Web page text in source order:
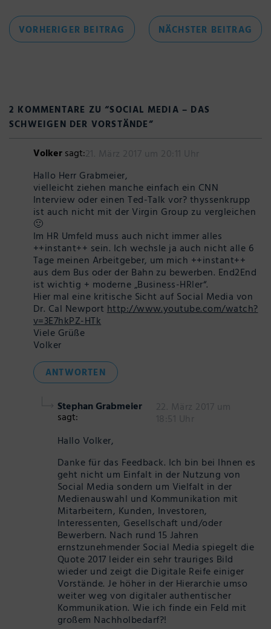
Beitragsnavigation
VORHERIGER BEITRAG VORHERIGER
BEITRAG
NÄCHSTER BEITRAG
2 KOMMENTARE ZU “SOCIAL MEDIA – DAS
SCHWEIGEN DER VORSTÄNDE”
Volkersagt:21. März 2017 um 20:11 Uhr
Hallo Herr Grabmeier,
vielleicht ziehen manche einfach ein CNN
Interview oder einen Ted-Talk vor? thyssenkrupp
ist auch nicht mit der Virgin Group zu vergleichen
🙂
Im HR Umfeld muss auch nicht immer alles
++instant++ sein. Ich wechsle ja auch nicht alle 6
Tage meinen Arbeitgeber, um mich ++instant++
aus dem Bus oder der Bahn zu bewerben. End2End
ist wichtig + moderne „Business-HRler“.
Hier mal eine kritische Sicht auf Social Media von
Dr. Cal Newport http://www.youtube.com/watch?
v=3E7hkPZ-HTk
Viele Grüße
Volker
ANTWORTEN
Stephan Grabmeier
sagt:
22. März 2017 um
18:51 Uhr
Hallo Volker,
Danke für das Feedback. Ich bin bei Ihnen es
geht nicht um Einfalt in der Nutzung von
Social Media sondern um Vielfalt in der
Medienauswahl und Kommunikation mit
Mitarbeitern, Kunden, Investoren,
Interessenten, Gesellschaft und/oder
Bewerbern. Nach rund 15 Jahren
ernstzunehmender Social Media spiegelt die
Quote 2017 leider ein sehr trauriges Bild
wieder und zeigt die Digitale Reife einiger
Vorstände. Je höher in der Hierarchie umso
weiter weg von digitaler authentischer
Kommunikation. Wie ich finde ein Feld mit
großem Nachholbedarf?!